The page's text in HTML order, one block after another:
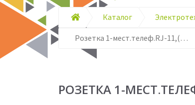
Каталог
Розетка 1-мест.телеф.RJ-11,(крем),в сборе, Magenta
РОЗЕТКА 1-